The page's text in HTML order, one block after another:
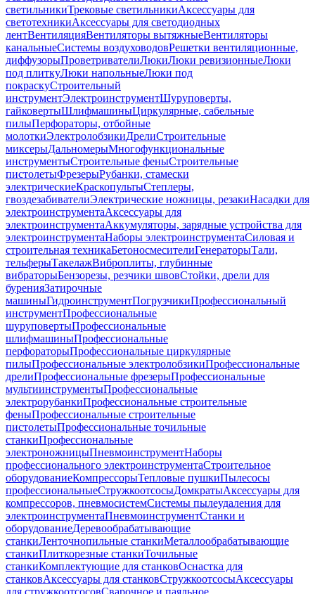
светильникиТрековые светильникиАксессуары для
светотехникиАксессуары для светодиодных
лентВентиляцияВентиляторы вытяжныеВентиляторы
канальныеСистемы воздуховодовРешетки вентиляционные,
диффузорыПроветривателиЛюкиЛюки ревизионныеЛюки
под плиткуЛюки напольныеЛюки под
покраскуСтроительный
инструментЭлектроинструментШуруповерты,
гайковертыШлифмашиныЦиркулярные, сабельные
пилыПерфораторы, отбойные
молоткиЭлектролобзикиДрелиСтроительные
миксерыДальномерыМногофункциональные
инструментыСтроительные феныСтроительные
пистолетыФрезерыРубанки, стамески
электрическиеКраскопультыСтеплеры,
гвоздезабивателиЭлектрические ножницы, резакиНасадки для
электроинструментаАксессуары для
электроинструментаАккумуляторы, зарядные устройства для
электроинструментаНаборы электроинструментаСиловая и
строительная техникаБетоносмесителиГенераторыТали,
тельферыТакелажВиброплиты, глубинные
вибраторыБензорезы, резчики швовСтойки, дрели для
буренияЗатирочные
машиныГидроинструментПогрузчикиПрофессиональный
инструментПрофессиональные
шуруповертыПрофессиональные
шлифмашиныПрофессиональные
перфораторыПрофессиональные циркулярные
пилыПрофессиональные электролобзикиПрофессиональные
дрелиПрофессиональные фрезерыПрофессиональные
мультиинструментыПрофессиональные
электрорубанкиПрофессиональные строительные
феныПрофессиональные строительные
пистолетыПрофессиональные точильные
станкиПрофессиональные
электроножницыПневмоинструментНаборы
профессионального электроинструментаСтроительное
оборудованиеКомпрессорыТепловые пушкиПылесосы
профессиональныеСтружкоотсосыДомкратыАксессуары для
компрессоров, пневмосистемСистемы пылеудаления для
электроинструментаПневмоинструментСтанки и
оборудованиеДеревообрабатывающие
станкиЛенточнопильные станкиМеталлообрабатывающие
станкиПлиткорезные станкиТочильные
станкиКомплектующие для станковОснастка для
станковАксессуары для станковСтружкоотсосыАксессуары
для стружкоотсосовСварочное и паяльное